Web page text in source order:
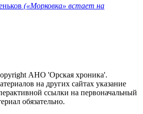
(«Морковка» встает на
АНО 'Орская хроника'.
на других сайтах указание
ссылки на первоначальный
обязательно.